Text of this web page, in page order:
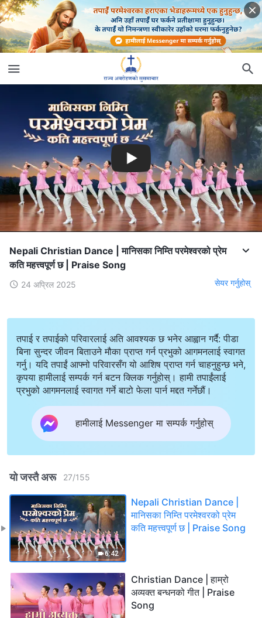
Nepali Christian Dance | मानिसका निम्ति परमेश्‍वरको प्रेम
कति महत्त्वपूर्ण छ | Praise Song
24 अप्रिल 2025 सेयर गर्नुहोस्
तपाई र तपाईको परिवारलाई अति आवश्यक छ भनेर आह्वान गर्दै: पीडा
बिना सुन्दर जीवन बिताउने मौका प्राप्त गर्न प्रभुको आगमनलाई स्वागत
गर्नु। यदि तपाईं आफ्नो परिवारसँग यो आशिष प्राप्त गर्न चाहनुहुन्छ भने,
कृपया हामीलाई सम्पर्क गर्न बटन क्लिक गर्नुहोस्। हामी तपाईंलाई
प्रभुको आगमनलाई स्वागत गर्ने बाटो फेला पार्न मद्दत गर्नेछौं।
हामीलाई Messenger मा सम्पर्क गर्नुहोस्
यो जस्तै अरू 27/155
6:42
Nepali Christian Dance |
मानिसका निम्ति परमेश्‍वरको प्रेम
कति महत्त्वपूर्ण छ | Praise Song
Christian Dance | हाम्रो
अव्यक्त बन्धनको गीत | Praise
Song